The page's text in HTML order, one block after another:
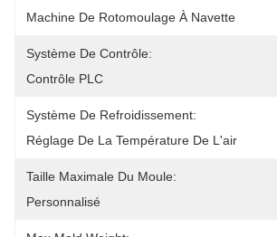
Machine De Rotomoulage À Navette
Système De Contrôle:
Contrôle PLC
Système De Refroidissement:
Réglage De La Température De L'air
Taille Maximale Du Moule:
Personnalisé